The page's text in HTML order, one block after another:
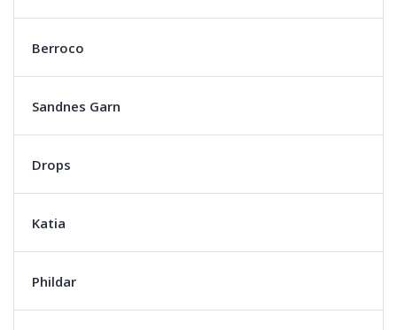
Berroco
Sandnes Garn
Drops
Katia
Phildar